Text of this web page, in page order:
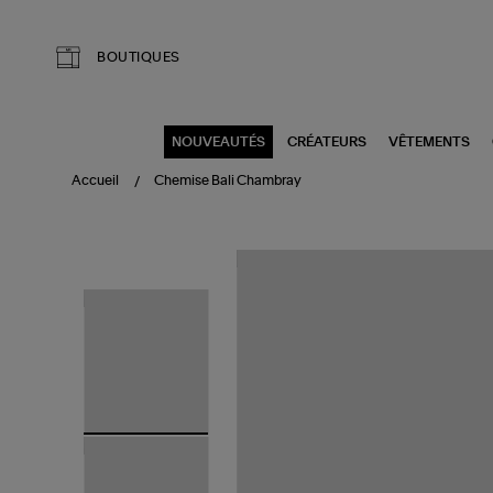
BOUTIQUES
NOUVEAUTÉS CRÉATEURS VÊTEMENTS
Accueil Chemise Bali Chambray